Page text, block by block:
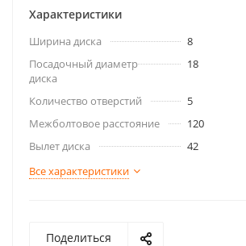
Характеристики
Ширина диска
8
Посадочный диаметр
диска
18
Количество отверстий
5
Межболтовое расстояние
120
Вылет диска
42
Все характеристики
Поделиться